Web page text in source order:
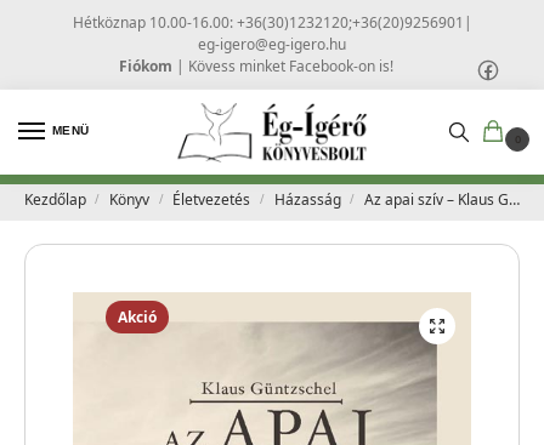
Hétköznap 10.00-16.00: +36(30)1232120;+36(20)9256901 |
eg-igero@eg-igero.hu
Fiókom | Kövess minket Facebook-on is!
MENÜ
0
Kezdőlap / Könyv / Életvezetés / Házasság / Az apai szív – Klaus Güntzschel
Akció